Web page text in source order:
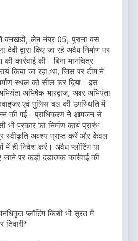
बनखंडी, लेन नंबर 05, पुराना बस
द्वारा किए जा रहे अवैध निर्माण पर
कार्रवाई की। बिना मानचित्र
किया जा रहा था, जिस पर टीम ने
स्थल को सील कर दिया। इस
अभिषेक भारद्वाज, अवर अभियंता
एवं पुलिस बल की उपस्थिति में
की गई। प्राधिकरण ने आमजन से
प्रकार का निर्माण कार्य प्रारंभ
स्वीकृति अवश्य प्राप्त करें और केवल
में ही निवेश करें। अवैध प्लॉटिंग या
जाने पर कड़ी दंडात्मक कार्रवाई की
प्लॉटिंग किसी भी सूरत में
तिवारी*